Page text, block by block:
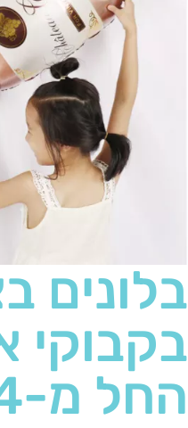
בלונים
בקבוקי
החל מ-4 ₪~